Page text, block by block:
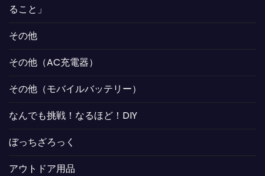
ること」
その他
その他（AC充電器）
その他（モバイルバッテリー）
なんでも挑戦！なるほど！DIY
ぼっちざろっく
アウトドア用品